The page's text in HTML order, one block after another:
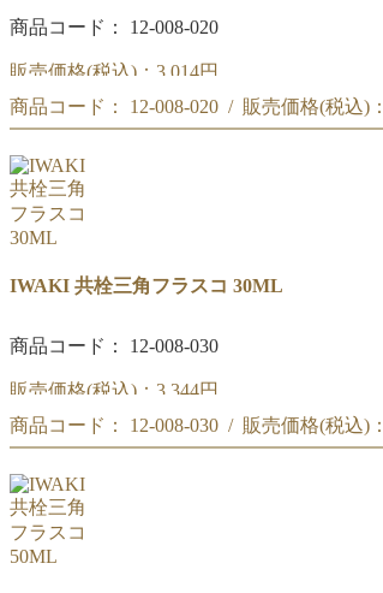
商品コード： 12-008-020
販売価格(税込)： 3,014円
共栓三角フラスコ 20ML
商品コード： 12-008-020 / 販売価格(税込)：
共栓三角フラスコ 20ML
IWAKI 共栓三角フラスコ 30ML
商品コード： 12-008-030
販売価格(税込)： 3,344円
共栓三角フラスコ 30ML
商品コード： 12-008-030 / 販売価格(税込)：
共栓三角フラスコ 30ML